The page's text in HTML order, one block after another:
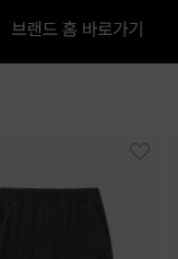
KHAKI